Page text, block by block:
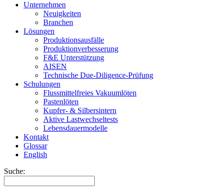
Unternehmen
Neuigkeiten
Branchen
Lösungen
Produktionsausfälle
Produktionverbesserung
F&E Unterstützung
AISEN
Technische Due-Diligence-Prüfung
Schulungen
Flussmittelfreies Vakuumlöten
Pastenlöten
Kupfer- & Silbersintern
Aktive Lastwechseltests
Lebensdauermodelle
Kontakt
Glossar
English
Suche: